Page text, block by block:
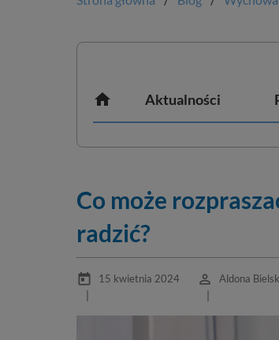
 Aktualności
Co może
radzić?
today 15 kwietnia 2024 perm_identity Aldona